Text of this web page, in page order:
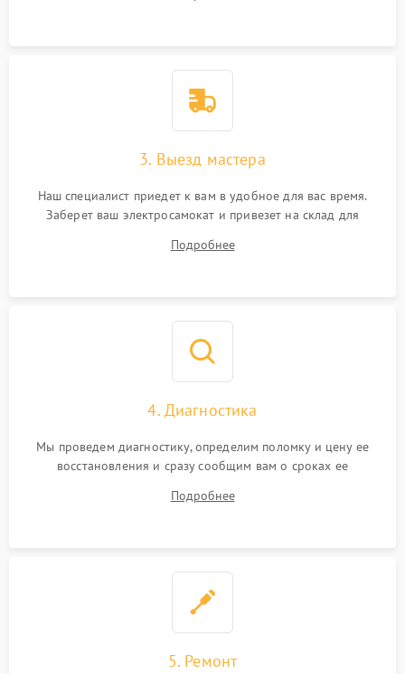
3. Выезд мастера
Наш специалист приедет к вам в удобное для вас время.
Заберет ваш электросамокат и привезет на склад для
Подробнее
4. Диагностика
Мы проведем диагностику, определим поломку и цену ее
восстановления и сразу сообщим вам о сроках ее
Подробнее
5. Ремонт